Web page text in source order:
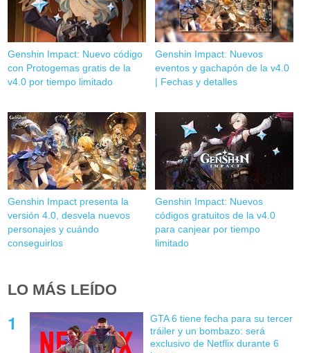
Genshin Impact: Nuevo código
con Protogemas gratis de la
v4.0 por tiempo limitado
Genshin Impact: Nuevos
eventos y gachapón de la v4.0
| Fechas y detalles
Genshin Impact presenta la
versión 4.0, desvela nuevos
personajes y cuándo
conseguirlos
Genshin Impact: Nuevos
códigos gratuitos de la v4.0
para canjear por tiempo
limitado
LO MÁS LEÍDO
GTA 6 tiene fecha para su tercer
tráiler y un bombazo: será
exclusivo de Netflix durante 6